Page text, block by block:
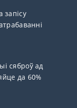
запісу
сяброў ад
да 60%